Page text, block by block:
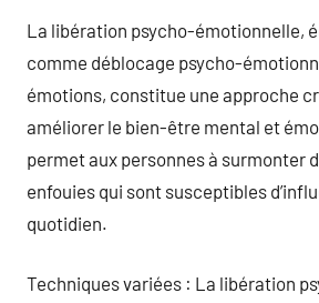
La libération psycho-émotionnelle,
comme déblocage psycho-
émotions, constitue une approche
améliorer le bien-être mental et
permet aux personnes à surmonter
enfouies qui sont susceptibles
quotidien.
Techniques variées : La libération